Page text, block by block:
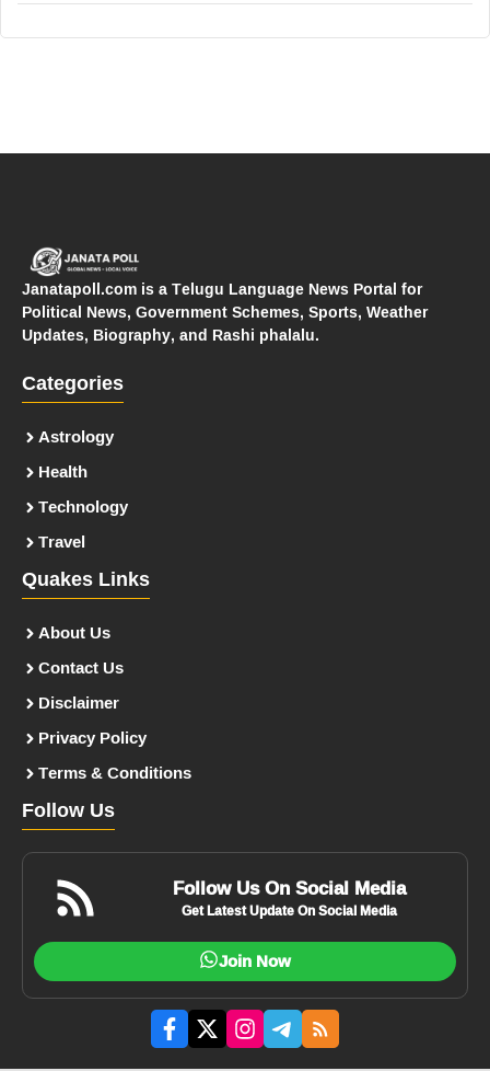
Janatapoll.com is a Telugu Language News Portal for
Political News, Government Schemes, Sports, Weather
Updates, Biography, and Rashi phalalu.
Categories
Astrology
Health
Technology
Travel
Quakes Links
About Us
Contact Us
Disclaimer
Privacy Policy
Terms & Conditions
Follow Us
Follow Us On Social Media
Get Latest Update On Social Media
Join Now